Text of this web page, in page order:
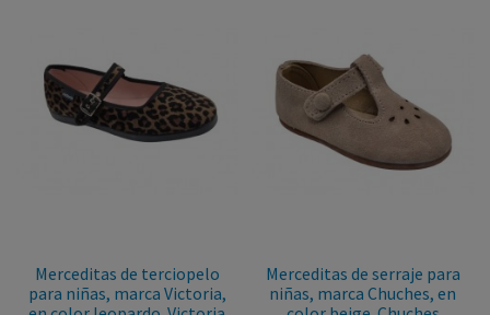
Merceditas de terciopelo
para niñas, marca Victoria,
Merceditas de serraje para
niñas, marca Chuches, en